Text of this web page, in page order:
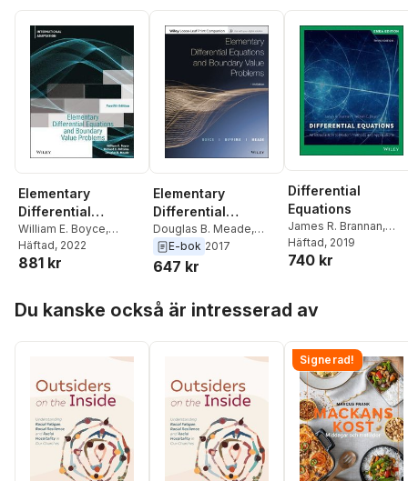
Elementary
Differential
Equations and
Boundary Value
Problems,
Adaptation
William E. Boyce,
Richard C. DiPrima
Douglas B. Meade
Häftad, 2022
881 kr
Elementary
Differential
Equations and
Boundary Value
Problems
Douglas B. Meade,
Richard C. DiPrima
William E. Boyce
E-bok 2017
647 kr
Differential
Equations
James R. Brannan,
William E. Boyce
Häftad, 2019
740 kr
Du kanske också är intresserad av
Signerad!